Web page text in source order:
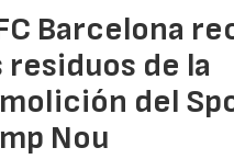
Barcelona
residuos de la
del
Nou